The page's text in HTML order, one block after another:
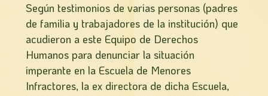
Según testimonios de varias personas (padres
de familia y trabajadores de la institución) que
acudieron a este Equipo de Derechos
Humanos para denunciar la situación
imperante en la Escuela de Menores
Infractores, la ex directora de dicha Escuela,